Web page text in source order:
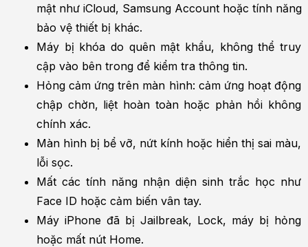
mật như iCloud, Samsung Account hoặc tính năng
bảo vệ thiết bị khác.
Máy bị khóa do quên mật khẩu, không thể truy
cập vào bên trong để kiểm tra thông tin.
Hỏng cảm ứng trên màn hình: cảm ứng hoạt động
chập chờn, liệt hoàn toàn hoặc phản hồi không
chính xác.
Màn hình bị bể vỡ, nứt kính hoặc hiển thị sai màu,
lỗi sọc.
Mất các tính năng nhận diện sinh trắc học như
Face ID hoặc cảm biến vân tay.
Máy iPhone đã bị Jailbreak, Lock, máy bị hỏng
hoặc mất nút Home.